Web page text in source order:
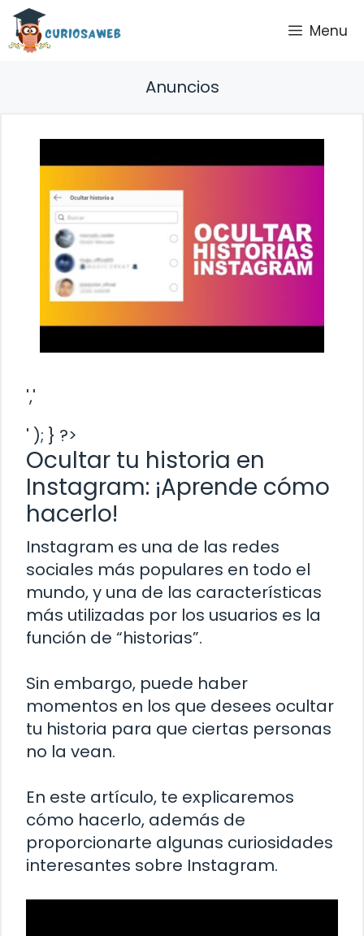
Saltar
contenido
Menu
Anuncios
','
' ); } ?>
Ocultar tu historia en
Instagram: ¡Aprende cómo
hacerlo!
Instagram es una de las redes
sociales más populares en todo el
mundo, y una de las características
más utilizadas por los usuarios es la
función de “historias”.
Sin embargo, puede haber
momentos en los que desees ocultar
tu historia para que ciertas personas
no la vean.
En este artículo, te explicaremos
cómo hacerlo, además de
proporcionarte algunas curiosidades
interesantes sobre Instagram.